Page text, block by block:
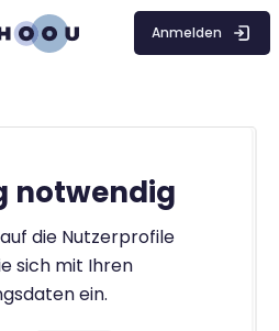
Anmelden
notwendig
die Nutzerprofile
sich mit Ihren
ein.